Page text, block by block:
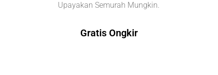
Upayakan Semurah Mungkin.
Gratis Ongkir